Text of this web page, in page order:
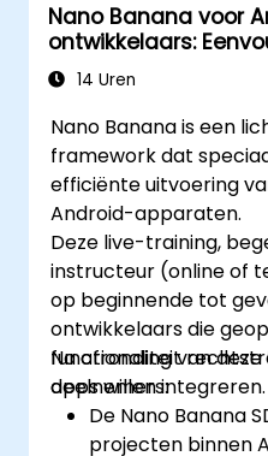
Nano Banana voor
ontwikkelaars:
AI-functies
14 Uren
Nano Banana is een
framework dat
efficiënte uitvoering
Android-apparaten.
Deze live-training,
instructeur (online of
op beginnende tot
ontwikkelaars die
functionaliteit
apps willen integreren.
Na afronding van
deelnemers:
De Nano Banana
projecten binnen